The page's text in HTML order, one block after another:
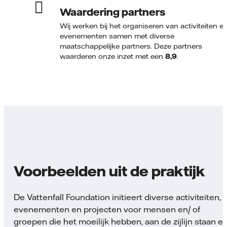
Waardering partners
Wij werken bij het organiseren van activiteiten
evenementen samen met diverse
maatschappelijke partners. Deze partners
waarderen onze inzet met een 8,9.
Voorbeelden uit de praktijk
De Vattenfall Foundation initieert diverse activiteiten,
evenementen en projecten voor mensen en/ of
groepen die het moeilijk hebben, aan de zijlijn staan